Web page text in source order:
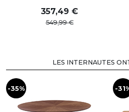
357,49
549,99
LES INTERNAUTES
-35% -